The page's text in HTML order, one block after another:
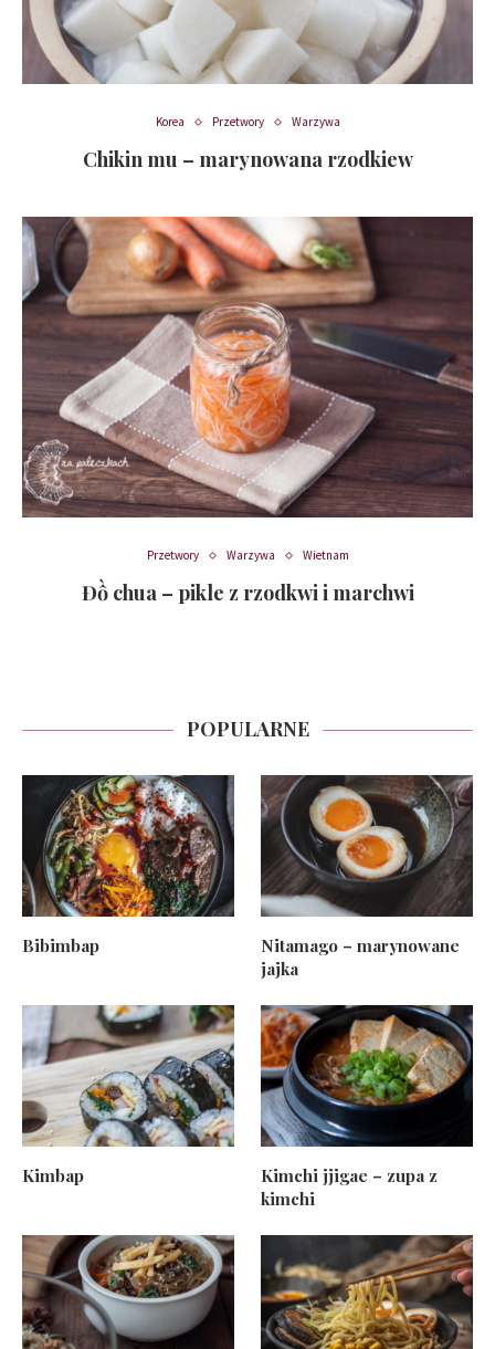
Korea Przetwory Warzywa
Chikin mu – marynowana rzodkiew
Przetwory Warzywa Wietnam
Đồ chua – pikle z rzodkwi i marchwi
POPULARNE
Bibimbap
Nitamago – marynowane
jajka
Kimbap
Kimchi jjigae – zupa z
kimchi